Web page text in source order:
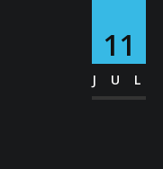
11
JUL